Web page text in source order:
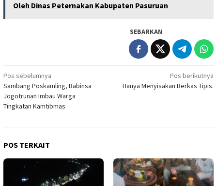
Oleh Dinas Peternakan Kabupaten Pasuruan
SEBARKAN
Navigasi
pos
Pos sebelumnya
Sambang Poskamling, Babinsa
Jogotrunan Imbau Warga
Tingkatan Kamtibmas
Pos berikutnya
Hanya Menyisakan Berkas Tipis.
POS TERKAIT